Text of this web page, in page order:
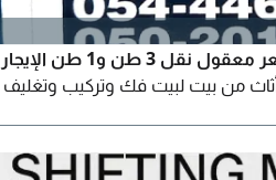
سيارة بيك اب للإيجار بسعر معقول نقل 3 طن و1 طن الإيجار
من بيت لبيت فك وتركيب وتغليف